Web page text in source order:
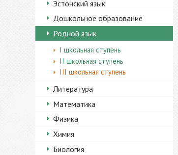
Эстонский язык
Дошкольное образование
Родной язык
I школьная ступень
II школьная ступень
III школьная ступень
Литература
Математика
Физика
Химия
Биология